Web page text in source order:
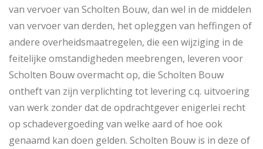
van vervoer van Scholten Bouw, dan wel in de middelen
van vervoer van derden, het opleggen van heffingen of
andere overheidsmaatregelen, die een wijziging in de
feitelijke omstandigheden meebrengen, leveren voor
Scholten Bouw overmacht op, die Scholten Bouw
ontheft van zijn verplichting tot levering c.q. uitvoering
van werk zonder dat de opdrachtgever enigerlei recht
op schadevergoeding van welke aard of hoe ook
genaamd kan doen gelden. Scholten Bouw is in deze of